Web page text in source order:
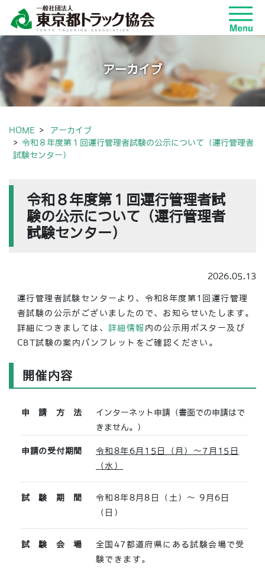
アーカイブ
HOME
アーカイブ
令和８年度第１回運行管理者試験の公示について（運行管理者
試験センター）
令和８年度第１回運行管理者試
験の公示について（運行管理者
試験センター）
2026.05.13
運行管理者試験センターより、令和8年度第1回運行管理
者試験の公示がございましたので、お知らせいたします。
詳細につきましては、 詳細情報 内の公示用ポスター及び
CBT試験の案内パンフレットをご確認ください。
開催内容
申請方法
インターネット申請（書面での申請はで
きません。）
申請の受付期間
令和8年6月15日（月）～7月15日
（水）
試験期間
令和8年8月8日（土）～ 9月6日
（日）
試験会場
全国47都道府県にある試験会場で受
験できます。